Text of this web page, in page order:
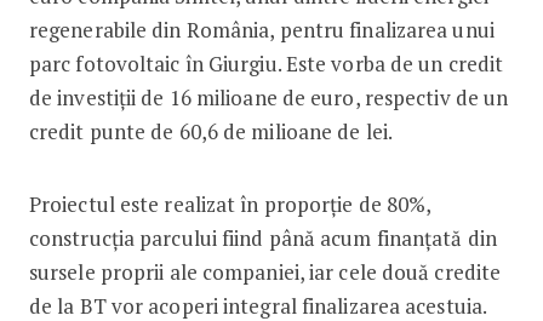
regenerabile din România, pentru finalizarea unui
parc fotovoltaic în Giurgiu. Este vorba de un credit
de investiții de 16 milioane de euro, respectiv de un
credit punte de 60,6 de milioane de lei.
Proiectul este realizat în proporție de 80%,
construcția parcului fiind până acum finanțată din
sursele proprii ale companiei, iar cele două credite
de la BT vor acoperi integral finalizarea acestuia.